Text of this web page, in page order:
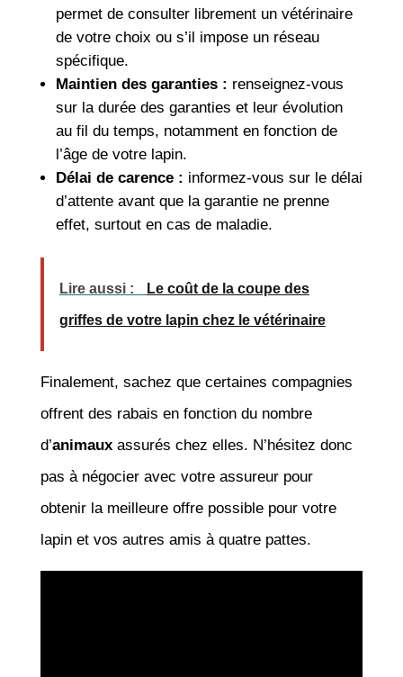
permet de consulter librement un vétérinaire
de votre choix ou s’il impose un réseau
spécifique.
Maintien des garanties : renseignez-vous
sur la durée des garanties et leur évolution
au fil du temps, notamment en fonction de
l’âge de votre lapin.
Délai de carence : informez-vous sur le délai
d’attente avant que la garantie ne prenne
effet, surtout en cas de maladie.
Lire aussi : Le coût de la coupe des
griffes de votre lapin chez le vétérinaire
Finalement, sachez que certaines compagnies
offrent des rabais en fonction du nombre
d’animauxassurés chez elles. N’hésitez donc
pas à négocier avec votre assureur pour
obtenir la meilleure offre possible pour votre
lapin et vos autres amis à quatre pattes.